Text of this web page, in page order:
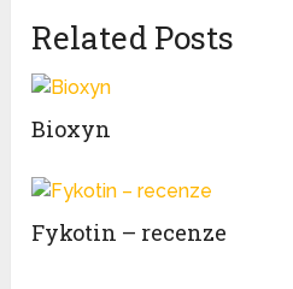
Related Posts
Bioxyn
Fykotin – recenze